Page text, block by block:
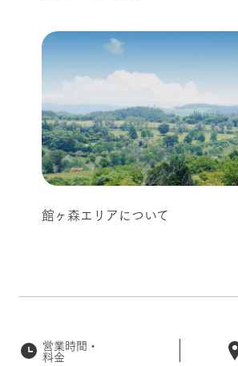
館ヶ森エリアについて
営業時間・
料金